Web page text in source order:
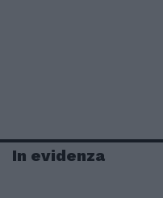
In evidenza